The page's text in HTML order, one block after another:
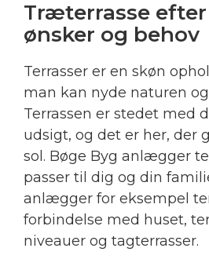
​Træterrasse
ønsker og behov
​Terrasser er en skøn
man kan nyde naturen
Terrassen er stedet med
udsigt, og det er her, der
sol. Bøge Byg anlægger
passer til dig og din
anlægger for eksempel
forbindelse med huset,
niveauer og tagterrasser.